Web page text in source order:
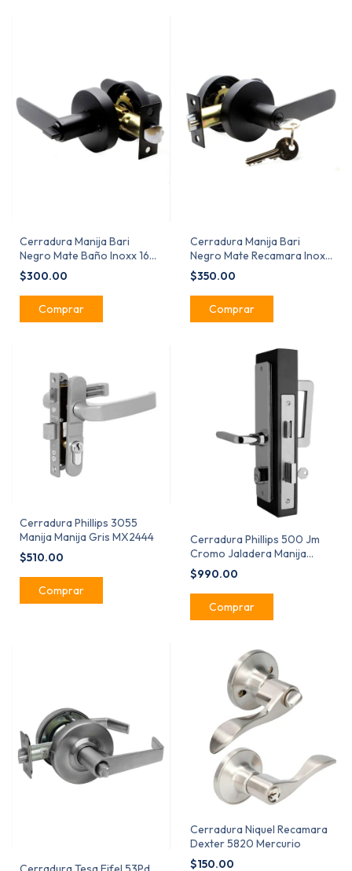
Cerradura Manija Bari
Negro Mate Baño Inoxx 1622
Heavy Duty
$300.00
Cerradura Manija Bari
Negro Mate Recamara Inoxx
1621 Heavy Duty
$350.00
Cerradura Phillips 3055
Manija Manija Gris MX2444
$510.00
Cerradura Phillips 500 Jm
Cromo Jaladera Manija
MX55
$990.00
Cerradura Niquel Recamara
Dexter 5820 Mercurio
$150.00